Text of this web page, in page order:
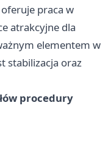
praca w
atrakcyjne dla
elementem w
stabilizacja oraz
procedury